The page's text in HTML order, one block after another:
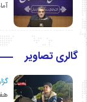
گالری تصاویر